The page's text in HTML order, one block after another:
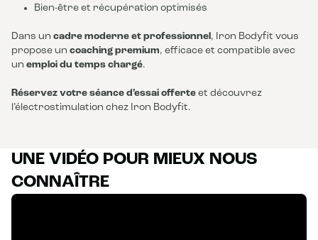
Bien-être et récupération optimisés
Dans un cadre moderne et professionnel , Iron Bodyfit vous
propose un coaching premium, efficace et compatible avec
un emploi du temps chargé.
Réservez votre séance d’essai offerte et découvrez
l’électrostimulation chez Iron Bodyfit.
UNE VIDÉO POUR MIEUX NOUS
CONNAÎTRE